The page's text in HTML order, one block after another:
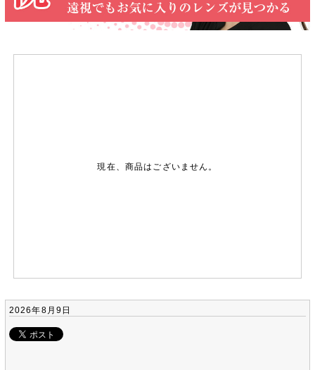
現在、商品はございません。
2026年8月9日